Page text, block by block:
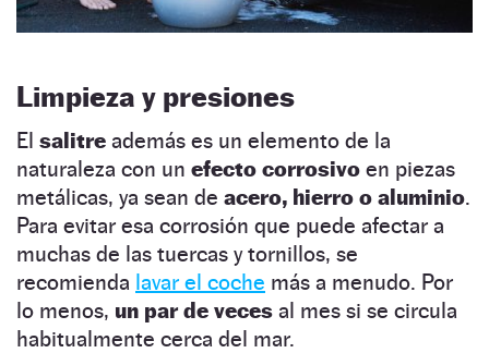
Limpieza y presiones
El salitre además es un elemento de la
naturaleza con un efecto corrosivo en piezas
metálicas, ya sean de acero, hierro o aluminio.
Para evitar esa corrosión que puede afectar a
muchas de las tuercas y tornillos, se
recomienda lavar el coche más a menudo. Por
lo menos, un par de veces al mes si se circula
habitualmente cerca del mar.